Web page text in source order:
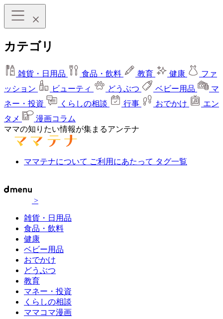
カテゴリ
雑貨・日用品 食品・飲料 教育 健康
ファ
ッション
ビューティ どうぶつ ベビー用品
マ
ネー・投資
くらしの相談 行事 おでかけ
エン
タメ
漫画コラム
ママの知りたい情報が集まるアンテナ
ママテナについて ご利用にあたって タグ一覧
>
雑貨・日用品
食品・飲料
健康
ベビー用品
おでかけ
どうぶつ
教育
マネー・投資
くらしの相談
ママコマ漫画